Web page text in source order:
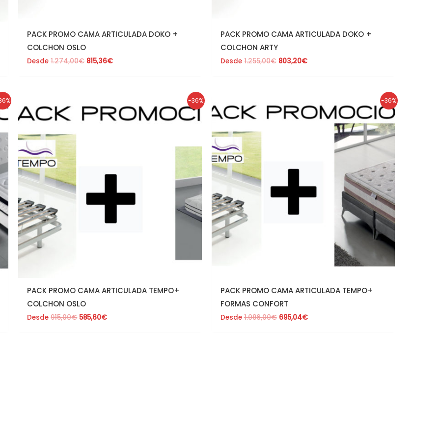
PACK PROMO CAMA ARTICULADA DOKO +
COLCHON OSLO
Desde 1.274,00€ 815,36€
PACK PROMO CAMA ARTICULADA DOKO +
COLCHON ARTY
Desde 1.255,00€ 803,20€
-36%
PACK PROMO CAMA ARTICULADA TEMPO+
COLCHON OSLO
Desde 915,00€
original
era:
915,00€.
585,60€
actual
es:
585,60€.
-36%
PACK PROMO CAMA ARTICULADA TEMPO+
FORMAS CONFORT
Desde 1.086,00€
precio
original
era:
695,04€
precio
actual
es:
695,04€.